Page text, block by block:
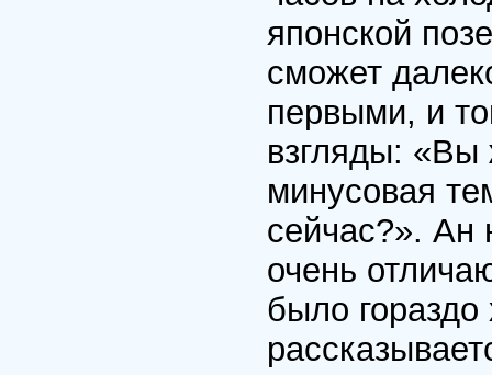
японской
сможет
первыми, и
взгляды: «Вы
минусовая
сейчас?». Ан
очень
было